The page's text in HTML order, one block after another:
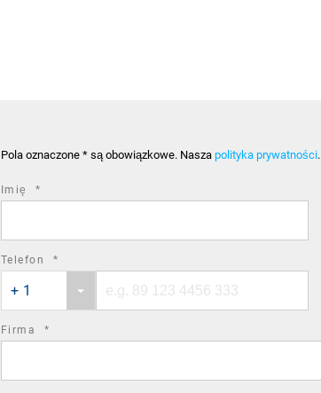
Pola oznaczone * są obowiązkowe. Nasza polityka prywatności.
Imię *
Telefon *
country
code
+ 1
number
Firma *